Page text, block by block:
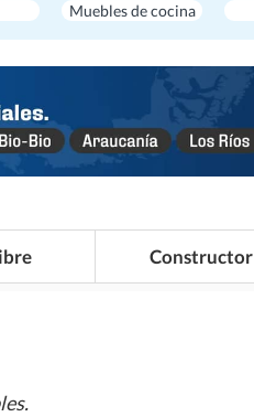
Muebles de cocina
Constructor